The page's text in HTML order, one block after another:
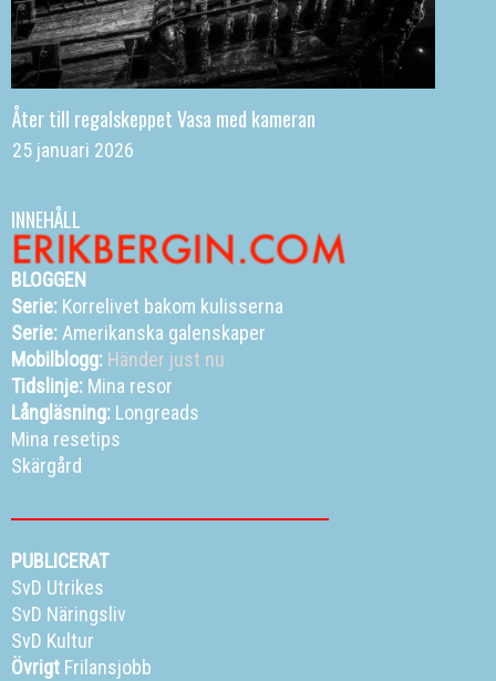
Åter till regalskeppet Vasa med kameran
25 januari 2026
INNEHÅLL
BLOGGEN
Serie: Korrelivet bakom kulisserna
Serie:Amerikanska galenskaper
Mobilblogg: Händer just nu
Tidslinje: Mina resor
Långläsning: Longreads
Mina resetips
Skärgård
PUBLICERAT
SvD Utrikes
SvD Näringsliv
SvD Kultur
Övrigt Frilansjobb